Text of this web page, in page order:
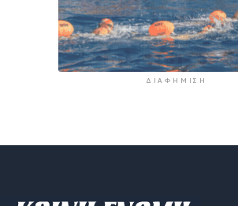
ΔΙΑΦΉΜΙΣΗ